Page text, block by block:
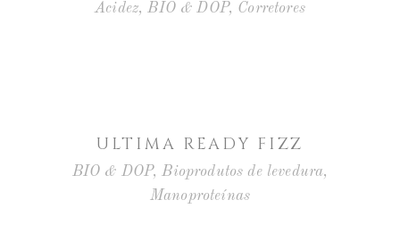
Acidez,BIO & DOP, Corretores
ULTIMA READY FIZZ
BIO & DOP,Bioprodutos de levedura,
Manoproteínas